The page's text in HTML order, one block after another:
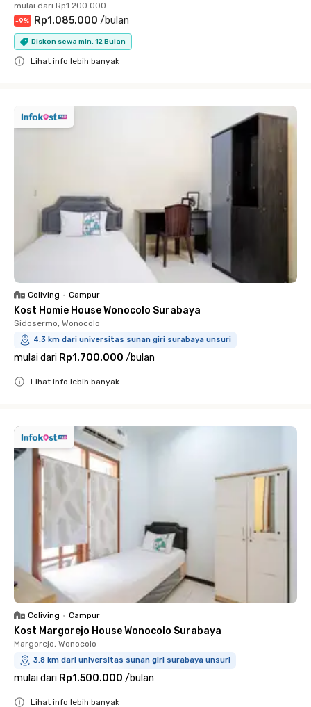
mulai dari Rp1.200.000
-9% Rp1.085.000 /bulan
Diskon sewa min. 12 Bulan
Lihat info lebih banyak
Coliving • Campur
Kost Homie House Wonocolo Surabaya
Sidosermo, Wonocolo
4.3 km dari universitas sunan giri surabaya unsuri
mulai dari Rp1.700.000 /bulan
Lihat info lebih banyak
Coliving • Campur
Kost Margorejo House Wonocolo Surabaya
Margorejo, Wonocolo
3.8 km dari universitas sunan giri surabaya unsuri
mulai dari Rp1.500.000 /bulan
Lihat info lebih banyak